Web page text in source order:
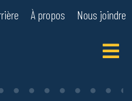
À propos Nous joindre